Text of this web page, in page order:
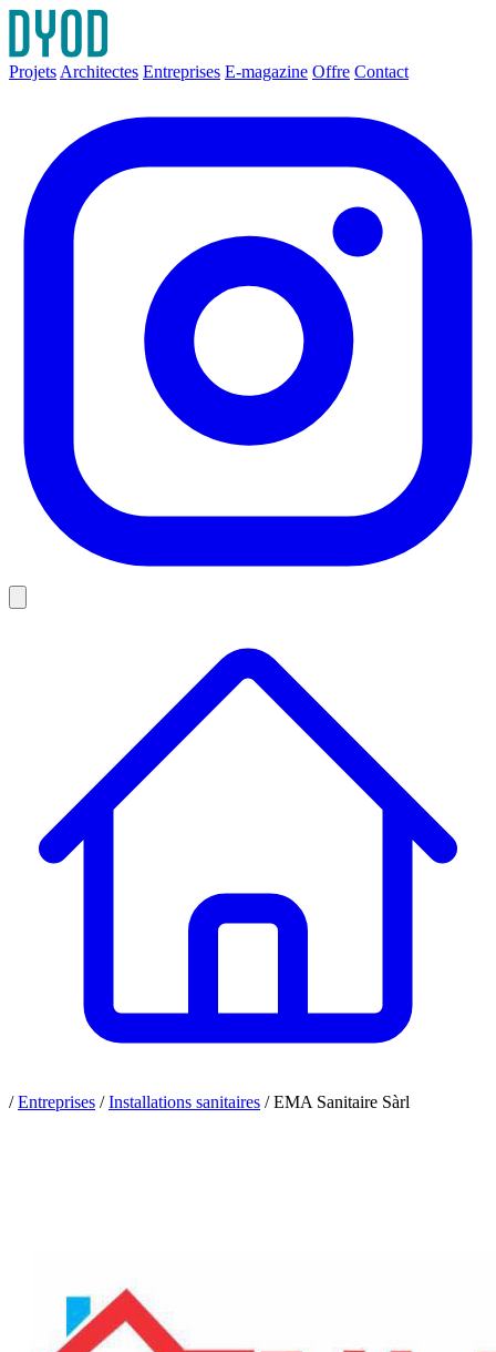
Projets Architectes Entreprises E-magazine Offre Contact
/ Entreprises / Installations sanitaires /EMA Sanitaire Sàrl